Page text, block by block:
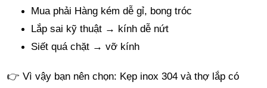
Mua phải Hàng kém dễ gỉ, bong tróc
Lắp sai kỹ thuật → kính dễ nứt
Siết quá chặt → vỡ kính
👉 Vì vậy bạn nên chọn: Kẹp inox 304 và thợ lắp có